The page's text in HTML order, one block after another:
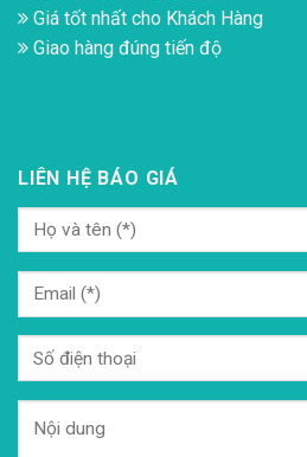
Giá tốt nhất cho Khách Hàng
Giao hàng đúng tiến độ
LIÊN HỆ BÁO GIÁ